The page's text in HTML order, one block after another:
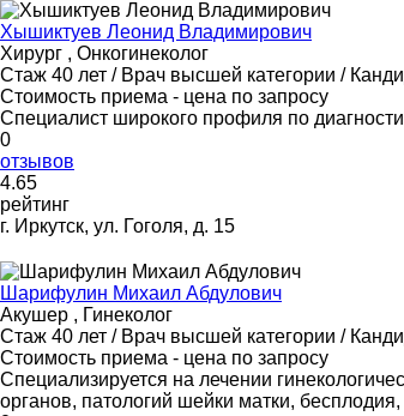
Хышиктуев Леонид Владимирович
Хирург , Онкогинеколог
Стаж 40 лет / Врач высшей категории /
Стоимость приема - цена по запросу
Специалист широкого профиля по
0
отзывов
4.65
рейтинг
г. Иркутск, ул. Гоголя, д. 15
Шарифулин Михаил Абдулович
Акушер , Гинеколог
Стаж 40 лет / Врач высшей категории /
Стоимость приема - цена по запросу
Специализируется на лечении
органов, патологий шейки матки,